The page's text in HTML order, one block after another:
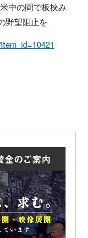
中の間で板挟み
野望阻止を